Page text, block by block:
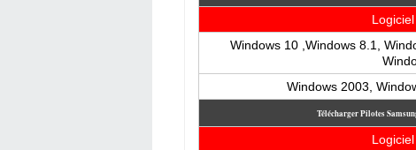
Windows 10 ,Windows 8.1,
Windows 2003,
Télécharger Pilotes